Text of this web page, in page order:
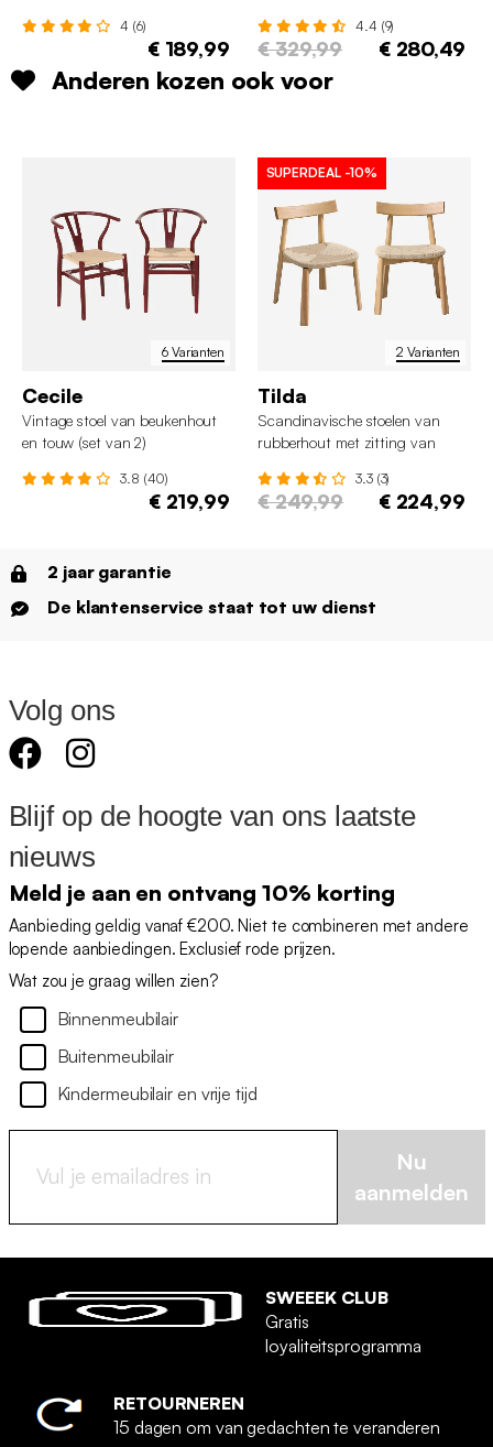
4 (6)
€ 189,99
4.4 (9)
€ 329,99 € 280,49
Anderen kozen ook voor
6 Varianten
Cecile
Vintage stoel van beukenhout
en touw (set van 2)
3.8 (40)
€ 219,99
2 Varianten
SUPERDEAL -10%
Tilda
Scandinavische stoelen van
rubberhout met zitting van
3.3 (3)
€ 249,99 € 224,99
2 jaar garantie
De klantenservice staat tot uw dienst
Volg ons
Blijf op de hoogte van ons laatste
nieuws
Meld je aan en ontvang 10% korting
Aanbieding geldig vanaf €200. Niet te combineren met andere
lopende aanbiedingen. Exclusief rode prijzen.
Wat zou je graag willen zien?
Binnenmeubilair
Buitenmeubilair
Kindermeubilair en vrije tijd
Nu
aanmelden
SWEEEK CLUB
Gratis
loyaliteitsprogramma
RETOURNEREN
15 dagen om van gedachten te veranderen